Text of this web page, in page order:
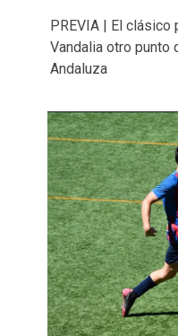
PREVIA | El clásico
Vandalia otro punto
Andaluza